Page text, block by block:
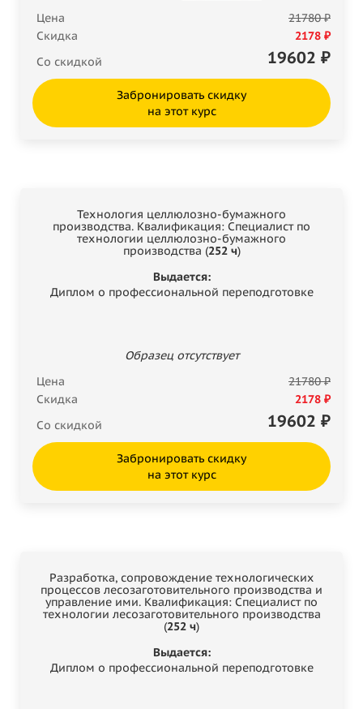
Цена
21780 ₽
Скидка
2178 ₽
Со скидкой
19602 ₽
Забронировать скидку
на этот курс
Технология целлюлозно-бумажного
производства. Квалификация: Специалист по
технологии целлюлозно-бумажного
производства (252 ч)
Выдается:
Диплом о профессиональной переподготовке
Образец отсутствует
Цена
21780 ₽
Скидка
2178 ₽
Со скидкой
19602 ₽
Забронировать скидку
на этот курс
Разработка, сопровождение технологических
процессов лесозаготовительного производства и
управление ими. Квалификация: Специалист по
технологии лесозаготовительного производства
(252 ч)
Выдается:
Диплом о профессиональной переподготовке